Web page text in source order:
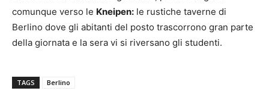
comunque verso le Kneipen: le rustiche taverne di
Berlino dove gli abitanti del posto trascorrono gran parte
della giornata e la sera vi si riversano gli studenti.
TAGS Berlino